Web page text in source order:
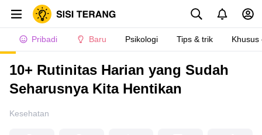
Pribadi Baru Psikologi Tips & trik Khusus
10+ Rutinitas Harian yang Sudah
Seharusnya Kita Hentikan
Kesehatan